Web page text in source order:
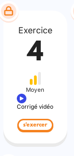
Exercice
4
Moyen
Corrigé vidéo
s'exercer